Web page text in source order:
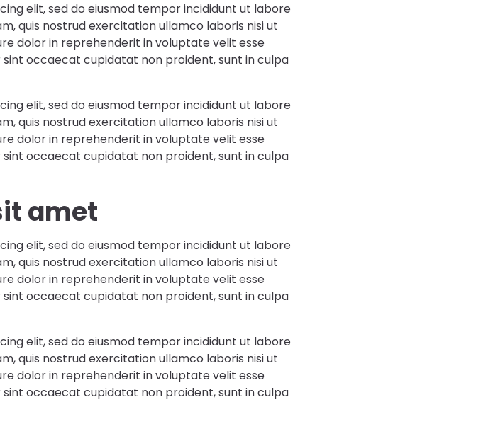
elit, sed do eiusmod tempor incididunt ut labore
quis nostrud exercitation ullamco laboris nisi ut
dolor in reprehenderit in voluptate velit esse
occaecat cupidatat non proident, sunt in culpa
elit, sed do eiusmod tempor incididunt ut labore
quis nostrud exercitation ullamco laboris nisi ut
dolor in reprehenderit in voluptate velit esse
occaecat cupidatat non proident, sunt in culpa
amet
elit, sed do eiusmod tempor incididunt ut labore
quis nostrud exercitation ullamco laboris nisi ut
dolor in reprehenderit in voluptate velit esse
occaecat cupidatat non proident, sunt in culpa
elit, sed do eiusmod tempor incididunt ut labore
quis nostrud exercitation ullamco laboris nisi ut
dolor in reprehenderit in voluptate velit esse
occaecat cupidatat non proident, sunt in culpa